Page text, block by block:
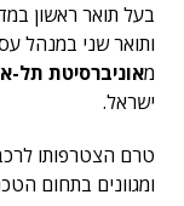
בעל תואר ראשון
ותואר שני במנהל
מאוניברסיטת תל-
ישראל.
טרם הצטרפותו
ומגוונים בתחום